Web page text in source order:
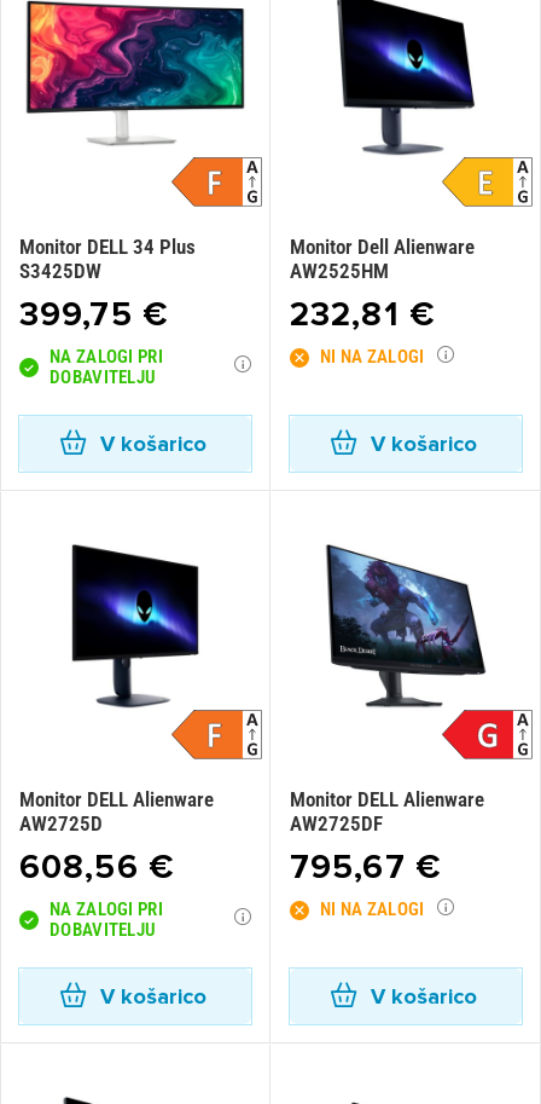
Monitor DELL 34 Plus
S3425DW
399,75 €
NA ZALOGI PRI
DOBAVITELJU
V košarico
Monitor Dell Alienware
AW2525HM
232,81 €
NI NA ZALOGI
V košarico
Monitor DELL Alienware
AW2725D
608,56 €
NA ZALOGI PRI
DOBAVITELJU
V košarico
Monitor DELL Alienware
AW2725DF
795,67 €
NI NA ZALOGI
V košarico
Prijava
Za dodajanje na seznam želja morate biti prijavljeni.
Prekliči Prijava